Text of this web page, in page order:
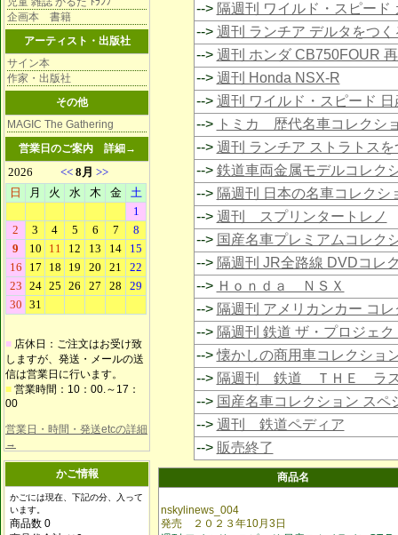
企画本 書籍
アーティスト・出版社
サイン本
作家・出版社
その他
MAGIC The Gathering
営業日のご案内 詳細→
■ 店休日：ご注文はお受け致
しますが、発送・メールの送
信は営業日に行います。
■ 営業時間：10：00.～17：
00
営業日・時間・発送etcの詳細
→
かご情報
かごには現在、下記の分、入って
います。
商品数 0
--> 隔週刊 ワイルド・スピード
--> 週刊 ランチア デルタをつく
--> 週刊 ホンダ CB750FOUR
--> 週刊 Honda NSX-R
--> 週刊 ワイルド・スピード
--> トミカ 歴代名車コレクシ
--> 週刊 ランチア ストラトスを
--> 鉄道車両金属モデルコレク
--> 隔週刊 日本の名車コレクシ
--> 週刊 スプリンタートレノ
--> 国産名車プレミアムコレク
--> 隔週刊 JR全路線 DVDコレ
--> Ｈｏｎｄａ ＮＳＸ
--> 隔週刊 アメリカンカー コ
--> 隔週刊 鉄道 ザ・プロジェク
-->懐かしの商用車コレクショ
--> 隔週刊 鉄道 ＴＨＥ ラ
--> 国産名車コレクション スペ
--> 週刊 鉄道ペディア
--> 販売終了
商品名
nskylinews_004
発売 ２０２３年10月3日